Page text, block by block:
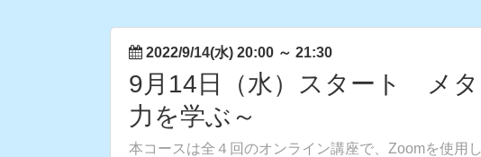
2022/9/14(水) 20:00 ～ 21:30
9月14日（水）スタート メ
力を学ぶ～
本コースは全４回のオンライン講座で、Zoomを使用